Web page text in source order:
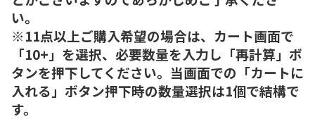
い。
※11点以上ご購入希望の場合は、カート画面で
「10+」を選択、必要数量を入力し「再計算」ボ
タンを押下してください。当画面での「カートに
入れる」ボタン押下時の数量選択は1個で結構で
す。